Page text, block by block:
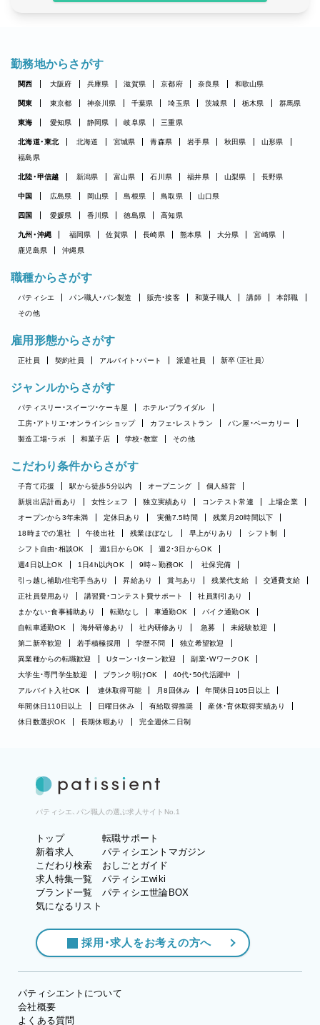
勤務地からさがす
関西 大阪府 兵庫県 滋賀県 京都府 奈良県 和歌山県
関東 東京都 神奈川県 千葉県 埼玉県 茨城県 栃木県 群馬県
東海 愛知県 静岡県 岐阜県 三重県
北海道・東北 北海道 宮城県 青森県 岩手県 秋田県
山形県
福島県
北陸・甲信越 新潟県 富山県 石川県 福井県 山梨県 長野県
中国 広島県 岡山県 島根県 鳥取県 山口県
四国 愛媛県 香川県 徳島県 高知県
九州・沖縄 福岡県 佐賀県 長崎県 熊本県 大分県
宮崎県
鹿児島県
沖縄県
職種からさがす
パティシエ パン職人・パン製造 販売・接客 和菓子職人 講師
本部職
その他
雇用形態からさがす
正社員 契約社員 アルバイト・パート 派遣社員 新卒（正社員）
ジャンルからさがす
パティスリー・スイーツ・ケーキ屋
ホテル・ブライダル
工房・アトリエ・オンラインショップ
カフェ・レストラン
パン屋・ベーカリー
製造工場・ラボ
和菓子店 学校・教室 その他
こだわり条件からさがす
子育て応援 駅から徒歩5分以内 オープニング
個人経営
新規出店計画あり
女性シェフ 独立実績あり コンテスト常連
上場企業
オープンから3年未満
定休日あり 実働7.5時間
残業月20時間以下
18時までの退社
午後出社 残業ほぼなし 早上がりあり
シフト制
シフト自由・相談OK
週1日からOK
週2・3日からOK
週4日以上OK
1日4h以内OK 9時～勤務OK
社保完備
引っ越し補助/住宅手当あり
昇給あり 賞与あり 残業代支給
交通費支給
正社員登用あり
講習費・コンテスト費サポート
社員割引あり
まかない・食事補助あり
転勤なし 車通勤OK
バイク通勤OK
自転車通勤OK
海外研修あり 社内研修あり 急募
未経験歓迎
第二新卒歓迎
若手積極採用 学歴不問
独立希望歓迎
異業種からの転職歓迎
Uターン・Iターン歓迎
副業・WワークOK
大学生・専門学生歓迎
ブランク明けOK
40代・50代活躍中
アルバイト入社OK
連休取得可能 月8回休み
年間休日105日以上
年間休日110日以上
日曜日休み 有給取得推奨
産休・育休取得実績あり
休日数選択OK
長期休暇あり 完全週休二日制
パティシエ、パン職人の選ぶ求人サイトNo.1
トップ
新着求人
こだわり検索
求人特集一覧
ブランド一覧
気になるリスト
転職サポート
パティシエントマガジン
おしごとガイド
パティシエwiki
パティシエ世論BOX
採用・求人をお考えの方へ
パティシエントについて
会社概要
よくある質問